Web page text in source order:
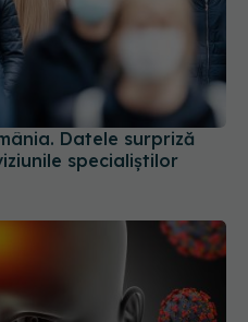
Datele surpriză
specialiștilor